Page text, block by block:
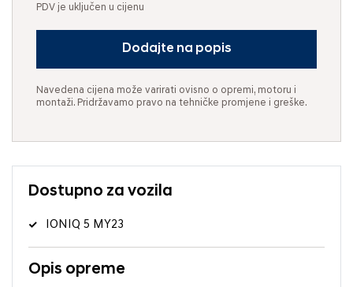
PDV je uključen u cijenu
Dodajte na popis
Navedena cijena može varirati ovisno o opremi, motoru i
montaži. Pridržavamo pravo na tehničke promjene i greške.
Dostupno za vozila
IONIQ 5 MY23
Opis opreme